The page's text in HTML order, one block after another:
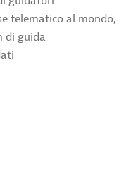
telematico al mondo,
di guida